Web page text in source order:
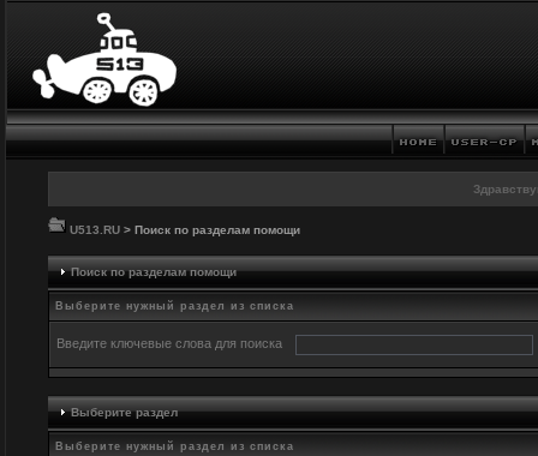
U513.RU > Поиск по разделам помощи
Поиск по разделам помощи
Выберите нужный раздел из списка
Введите ключевые слова для поиска
Выберите раздел
Выберите нужный раздел из списка